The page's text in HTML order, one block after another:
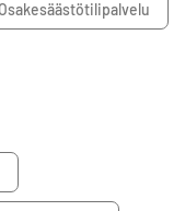
osakesäästötilipalvelu